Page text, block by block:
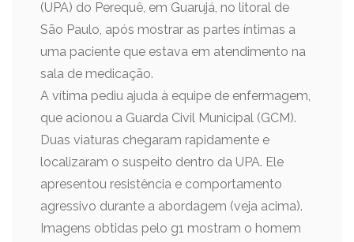
(UPA) do Perequê, em Guarujá, no litoral de
São Paulo, após mostrar as partes íntimas a
uma paciente que estava em atendimento na
sala de medicação.
A vítima pediu ajuda à equipe de enfermagem,
que acionou a Guarda Civil Municipal (GCM).
Duas viaturas chegaram rapidamente e
localizaram o suspeito dentro da UPA. Ele
apresentou resistência e comportamento
agressivo durante a abordagem (veja acima).
Imagens obtidas pelo g1 mostram o homem